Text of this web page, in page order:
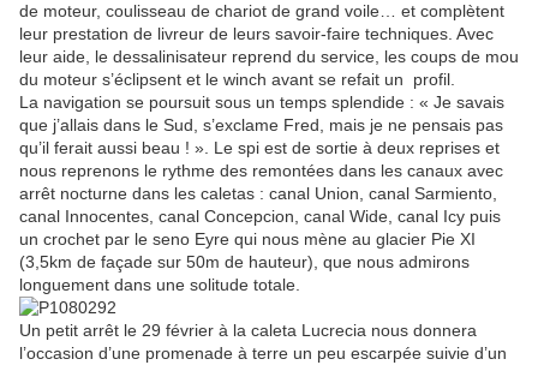
de moteur, coulisseau de chariot de grand voile… et complètent
leur prestation de livreur de leurs savoir-faire techniques. Avec
leur aide, le dessalinisateur reprend du service, les coups de mou
du moteur s’éclipsent et le winch avant se refait un profil.
La navigation se poursuit sous un temps splendide : « Je savais
que j’allais dans le Sud, s’exclame Fred, mais je ne pensais pas
qu’il ferait aussi beau ! ». Le spi est de sortie à deux reprises et
nous reprenons le rythme des remontées dans les canaux avec
arrêt nocturne dans les caletas : canal Union, canal Sarmiento,
canal Innocentes, canal Concepcion, canal Wide, canal Icy puis
un crochet par le seno Eyre qui nous mène au glacier Pie XI
(3,5km de façade sur 50m de hauteur), que nous admirons
longuement dans une solitude totale.
Un petit arrêt le 29 février à la caleta Lucrecia nous donnera
l’occasion d’une promenade à terre un peu escarpée suivie d’un